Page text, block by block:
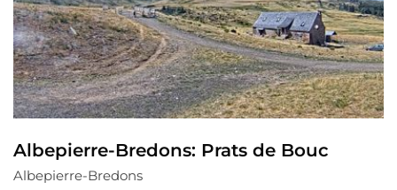
Albepierre-Bredons: Prats de Bouc
Albepierre-Bredons